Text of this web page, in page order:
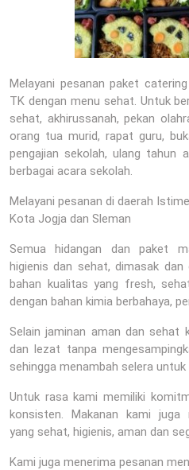
Melayani pesanan paket
TK dengan menu sehat. Untuk
sehat, akhirussanah, pekan
orang tua murid, rapat guru,
pengajian sekolah, ulang tahun
berbagai acara sekolah.
Melayani pesanan di daerah
Kota Jogja dan Sleman
Semua hidangan dan paket
higienis dan sehat, dimasak
bahan kualitas yang fresh,
dengan bahan kimia berbahaya,
Selain jaminan aman dan sehat
dan lezat tanpa
sehingga menambah selera untuk
Untuk rasa kami memiliki
konsisten. Makanan kami juga
yang sehat, higienis, aman dan
Kami juga menerima pesanan